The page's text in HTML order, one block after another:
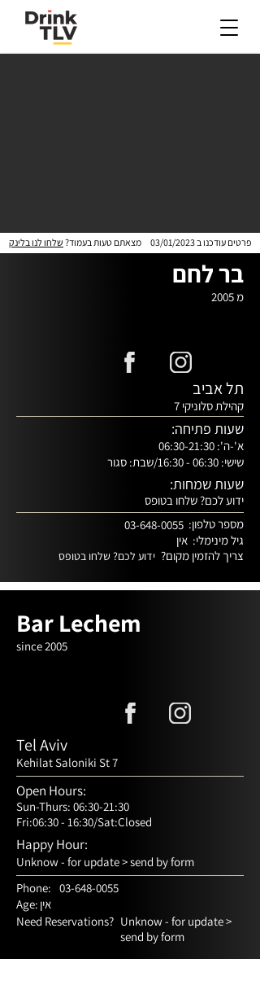
03/01/2023 מצאתם טעות בעמוד? שלחו לנו בלינק פרטים עודכנו ב
בר לחם
מ 2005
תל אביב
קהילת סלוניקי 7
שעות פתיחה:
א'-ה': 06:30-21:30
שישי: 06:30 - 16:30/שבת: סגור
שעות שמחות:
ידוע לכם? שלחו בטופס
03-648-0055 מספר טלפון:
אין גיל מינימלי:
ידוע לכם? שלחו בטופס צריך להזמין מקום?
Bar Lechem
since 2005
Tel Aviv
Kehilat Saloniki St 7
Open Hours:
Sun-Thurs: 06:30-21:30
Fri:06:30 - 16:30/Sat:Closed
Happy Hour:
Unknow - for update > send by form
Phone: 03-648-0055
Age: אין
Unknow - for update >
send by form
Need Reservations?